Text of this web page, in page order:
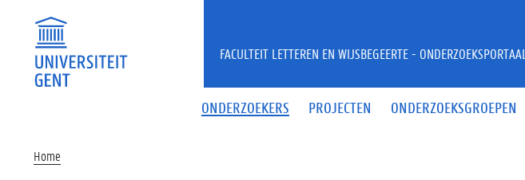
ONDERZOEKERS PROJECTEN ONDERZOEKSGROEPEN
FACULTEIT LETTEREN EN WIJSBEGEERTE - ONDERZOEKSPORTAAL
Home